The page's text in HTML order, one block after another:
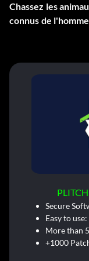
Chassez les
connus de
Secure
Easy to
More than
+1000